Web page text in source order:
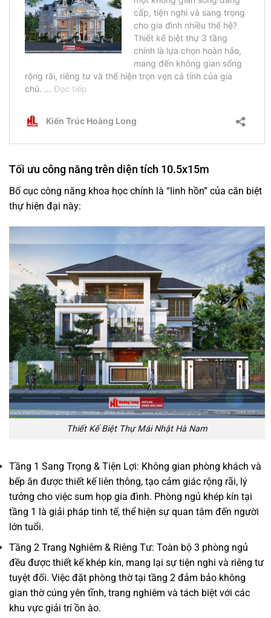
Tối ưu công năng trên diện tích 10.5x15m
Bố cục công năng khoa học chính là “linh hồn” của căn biệt
thự hiện đại này:
Thiết Kế Biệt Thự Mái Nhật Hà Nam
Tầng 1 Sang Trọng & Tiện Lợi: Không gian phòng khách và
bếp ăn được thiết kế liên thông, tạo cảm giác rộng rãi, lý
tưởng cho việc sum họp gia đình. Phòng ngủ khép kín tại
tầng 1 là giải pháp tinh tế, thể hiện sự quan tâm đến người
lớn tuổi.
Tầng 2 Trang Nghiêm & Riêng Tư: Toàn bộ 3 phòng ngủ
đều được thiết kế khép kín, mang lại sự tiện nghi và riêng tư
tuyệt đối. Việc đặt phòng thờ tại tầng 2 đảm bảo không
gian thờ cúng yên tĩnh, trang nghiêm và tách biệt với các
khu vực giải trí ồn ào.